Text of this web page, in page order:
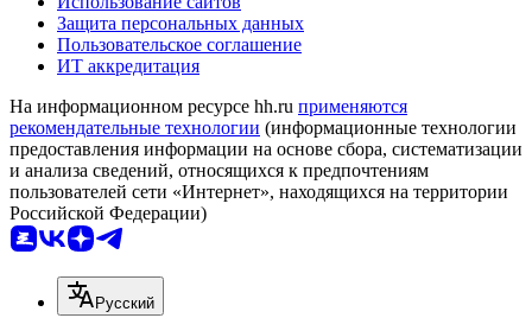
Защита персональных данных
Пользовательское соглашение
ИТ аккредитация
На информационном ресурсе hh.ru применяются
рекомендательные технологии (информационные технологии
предоставления информации на основе сбора, систематизации
и анализа сведений, относящихся к предпочтениям
пользователей сети «Интернет», находящихся на территории
Российской Федерации)
Русский